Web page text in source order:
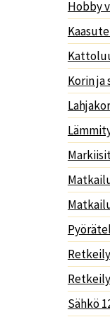
Hobby
Korin ja
Sähkö